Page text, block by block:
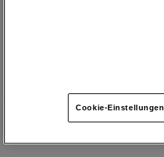
melden. Cookie-Einstellungen